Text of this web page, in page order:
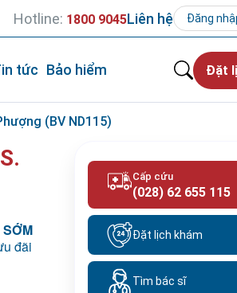
Hotline: 1800 9045Liên hệ Đăng
tức Bảo hiểm Đặt
(BV ND115)
đãi
Cấp cứu
(028) 62 655 115
Đặt lịch khám
Tìm bác sĩ